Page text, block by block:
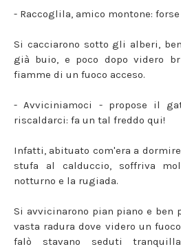
- Raccoglila, amico montone:
Si cacciarono sotto gli alberi,
già buio, e poco dopo videro
fiamme di un fuoco acceso.
- Avviciniamoci - propose il
riscaldarci: fa un tal freddo qui!
Infatti, abituato com'era a
stufa al calduccio, soffriva
notturno e la rugiada.
Si avvicinarono pian piano e ben
vasta radura dove videro un
falò stavano seduti